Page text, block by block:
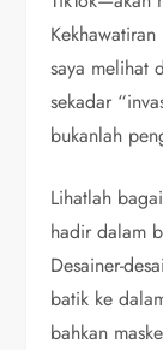
saya melihat
sekadar
bukanlah
Lihatlah
hadir dalam
Desainer-
batik ke
bahkan